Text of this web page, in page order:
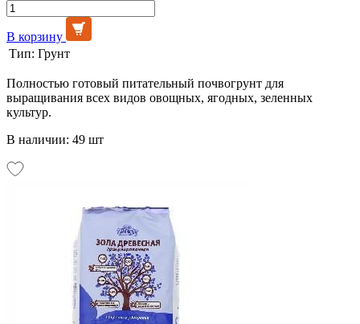
В корзину
Тип: Грунт
Полностью готовый питательный почвогрунт для
выращивания всех видов овощных, ягодных, зеленных
культур.
В наличии: 49 шт